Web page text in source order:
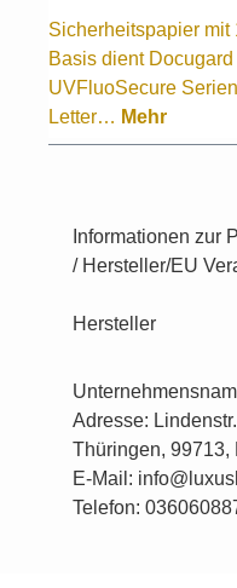
Sicherheitspapier mit
Basis dient
UVFluoSecure
Letter… Mehr
Informationen zur
/ Hersteller/EU
Hersteller
Adresse:
Thüringen, 99713,
E-Mail:
Telefon: